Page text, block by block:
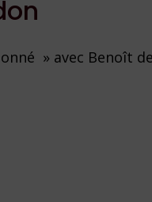
» avec Benoît